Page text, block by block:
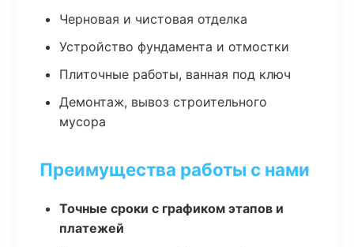
Черновая и чистовая отделка
Устройство фундамента и отмостки
Плиточные работы, ванная под ключ
Демонтаж, вывоз строительного
мусора
Преимущества работы с нами
Точные сроки с графиком этапов и
платежей